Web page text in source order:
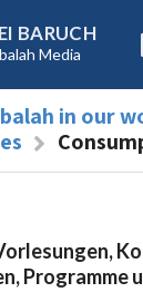
BARUCH
Media
in our
Programme